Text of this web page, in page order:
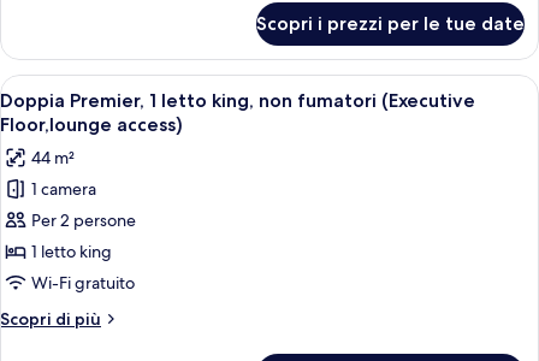
fumatori
([Executive
Floor]
Large,lounge
access)
con
letti
singoli,
fumatori
([Executive
Floor]
Large,lounge
access)
Scopri i prezzi per le tue date
Apri
tutte
le
foto
per
Doppia
Premier,
1
letto
king,
Una camera d'albergo moderna con
6
Doppia Premier, 1 letto king, non fumatori (Executive
Floor,lounge access)
44 m²
1 camera
Per 2 persone
1 letto king
Wi-Fi gratuito
Scopri di più
Altri